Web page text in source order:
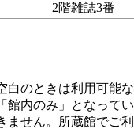
2階雑誌3番
白のときは利用可能な
館内のみ」となって
ません。所蔵館でご利